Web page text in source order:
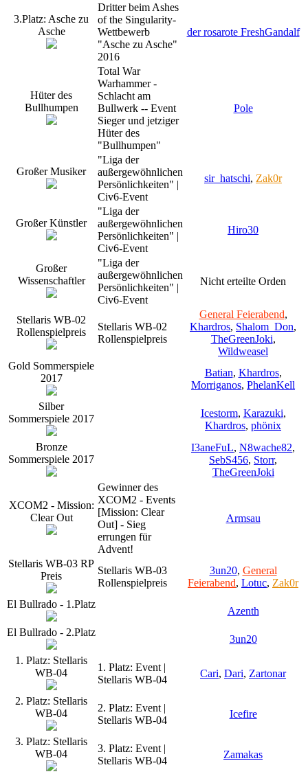
3.Platz: Asche zu
Asche
Dritter beim Ashes
of the Singularity-
Wettbewerb
"Asche zu Asche"
2016
der rosarote FreshGandalf
Hüter des
Bullhumpen
Total War
Warhammer -
Schlacht am
Bullwerk -- Event
Sieger und jetziger
Hüter des
"Bullhumpen"
Pole
Großer Musiker
"Liga der
außergewöhnlichen
Persönlichkeiten" |
Civ6-Event
sir_hatschi, Zak0r
Großer Künstler
"Liga der
außergewöhnlichen
Persönlichkeiten" |
Civ6-Event
Hiro30
Großer
Wissenschaftler
"Liga der
außergewöhnlichen
Persönlichkeiten" |
Civ6-Event
Nicht erteilte Orden
Stellaris WB-02
Rollenspielpreis
Stellaris WB-02
Rollenspielpreis
General Feierabend,
Khardros, Shalom_Don,
TheGreenJoki,
Wildweasel
Gold Sommerspiele
2017
Batian, Khardros,
Morriganos, PhelanKell
Silber
Sommerspiele 2017
Icestorm, Karazuki,
Khardros, phönix
Bronze
Sommerspiele 2017
I3aneFuL, N8wache82,
SebS456, Storr,
TheGreenJoki
XCOM2 - Mission:
Clear Out
Gewinner des
XCOM2 - Events
[Mission: Clear
Out] - Sieg
errungen für
Advent!
Armsau
Stellaris WB-03 RP
Preis
Stellaris WB-03
Rollenspielpreis
3un20, General
Feierabend, Lotuc, Zak0r
El Bullrado - 1.Platz
Azenth
El Bullrado - 2.Platz
3un20
1. Platz: Stellaris
WB-04
1. Platz: Event |
Stellaris WB-04
Cari, Dari, Zartonar
2. Platz: Stellaris
WB-04
2. Platz: Event |
Stellaris WB-04
Icefire
3. Platz: Stellaris
WB-04
3. Platz: Event |
Stellaris WB-04
Zamakas